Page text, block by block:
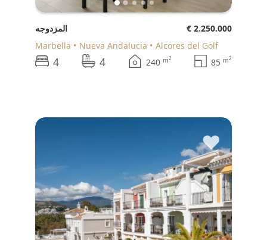
المزدوجه
€ 2.250.000
Marbella
Nueva Andalucia Alcores del Golf
4 4 240 m2 85 m2
♥